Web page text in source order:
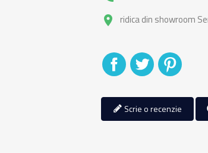
place ridica din showroom
DistribuitiTweet
Scrie o recenzie